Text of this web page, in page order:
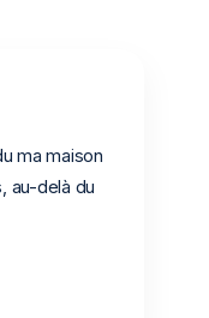
ma maison
au-delà du